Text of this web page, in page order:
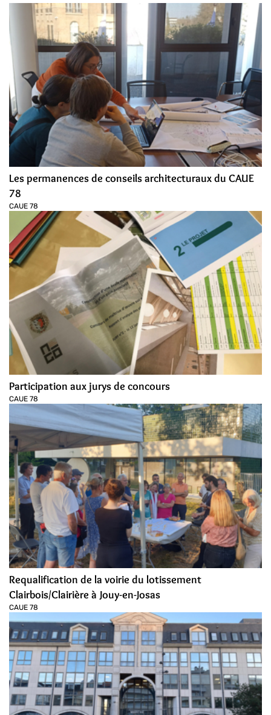
Les permanences de conseils architecturaux du CAUE
78
CAUE 78
Participation aux jurys de concours
CAUE 78
Requalification de la voirie du lotissement
Clairbois/Clairière à Jouy-en-Josas
CAUE 78